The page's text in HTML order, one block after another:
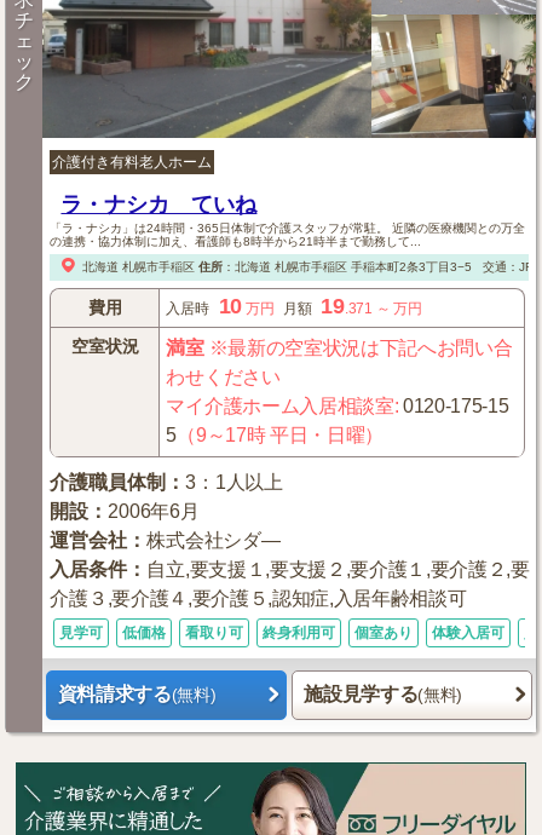
チ
ェ
ッ
ク
介護付き有料老人ホーム
ラ・ナシカ ていね
「ラ・ナシカ」は24時間・365日体制で介護スタッフが常駐。 近隣の医療機関との万全
の連携・協力体制に加え、看護師も8時半から21時半まで勤務して...
北海道 札幌市手稲区 住所： 北海道 札幌市手稲区手稲本町2条3丁目3−5 交通：JR
費用 入居時 10 万円 月額 19.371 ～万円
空室状況 満室※最新の空室状況は下記へお問い合
わせください
マイ介護ホーム入居相談室:0120-175-15
5 （9～17時 平日・日曜）
介護職員体制 ：3：1人以上
開設 ： 2006年6月
運営会社 ：株式会社シダ—
入居条件： 自立,要支援１,要支援２,要介護１,要介護２,要
介護３,要介護４,要介護５,認知症,入居年齢相談可
見学可 低価格 看取り可 終身利用可 個室あり 体験入居可
資料請求する(無料) 施設見学する(無料)